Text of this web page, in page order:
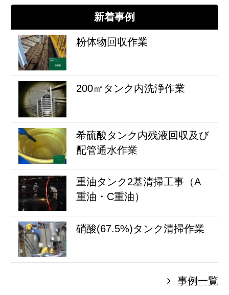
新着事例
粉体物回収作業
200㎥タンク内洗浄作業
希硫酸タンク内残液回収及び
配管通水作業
重油タンク2基清掃工事（A
重油・C重油）
硝酸(67.5%)タンク清掃作業
事例一覧